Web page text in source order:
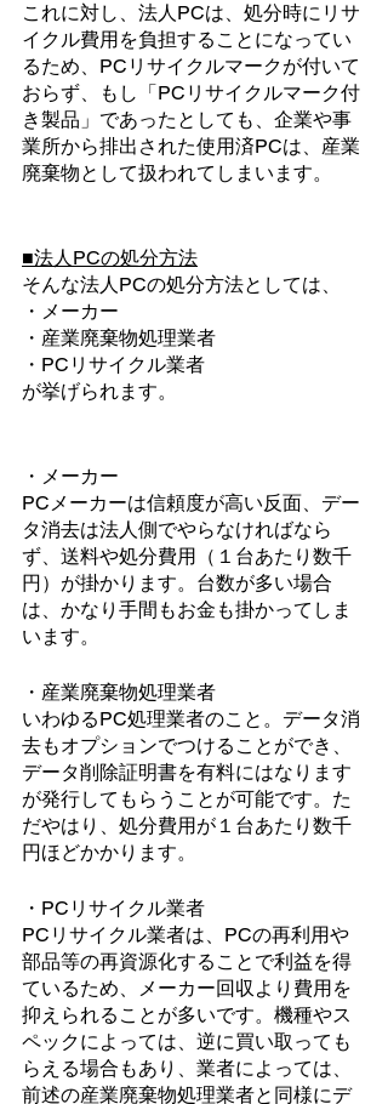
これに対し、法人PCは、処分時にリサ
イクル費用を負担することになってい
るため、PCリサイクルマークが付いて
おらず、もし「PCリサイクルマーク付
き製品」であったとしても、企業や事
業所から排出された使用済PCは、産業
廃棄物として扱われてしまいます。
■法人PCの処分方法
そんな法人PCの処分方法としては、
・メーカー
・産業廃棄物処理業者
・PCリサイクル業者
が挙げられます。
・メーカー
PCメーカーは信頼度が高い反面、デー
タ消去は法人側でやらなければなら
ず、送料や処分費用（１台あたり数千
円）が掛かります。台数が多い場合
は、かなり手間もお金も掛かってしま
います。
・産業廃棄物処理業者
いわゆるPC処理業者のこと。データ消
去もオプションでつけることができ、
データ削除証明書を有料にはなります
が発行してもらうことが可能です。た
だやはり、処分費用が１台あたり数千
円ほどかかります。
・PCリサイクル業者
PCリサイクル業者は、PCの再利用や
部品等の再資源化することで利益を得
ているため、メーカー回収より費用を
抑えられることが多いです。機種やス
ペックによっては、逆に買い取っても
らえる場合もあり、業者によっては、
前述の産業廃棄物処理業者と同様にデ